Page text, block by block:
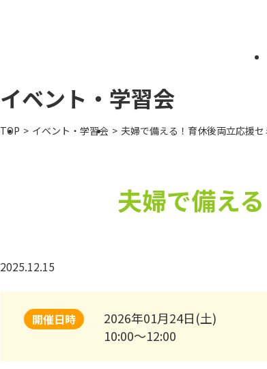
イベント・学習会
TOP イベント・学習会 夫婦で備える！育休後両立応援セ
夫婦で備え
2025.12.15
開催日時
2026年01月24日(土)
10:00～12:00